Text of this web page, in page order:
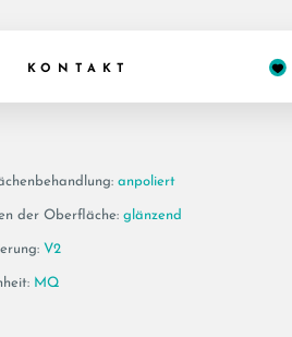
KONTAKT
anpoliert
der Oberfläche: glänzend
V2
MQ